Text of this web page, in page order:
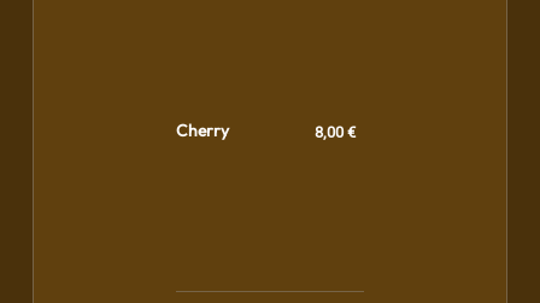
Cherry 8,00 €